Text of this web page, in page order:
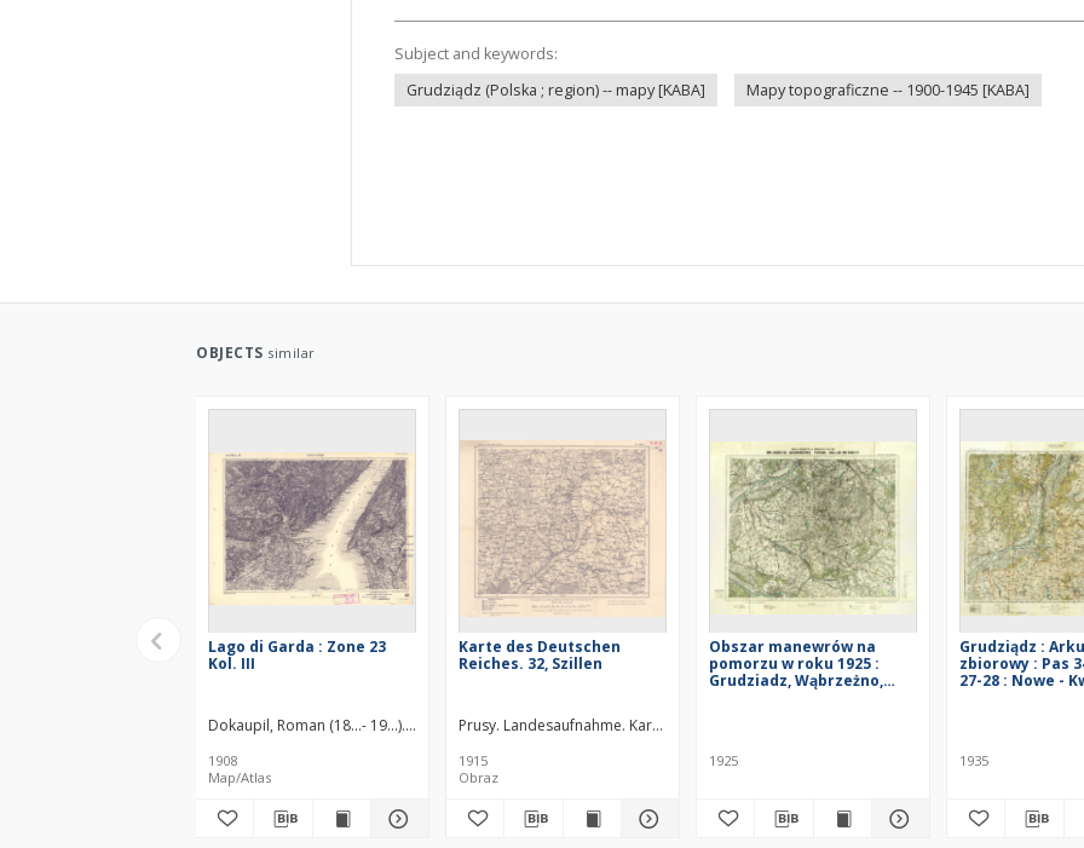
Subject and keywords:
Grudziądz (Polska ; region) -- mapy [KABA]
Mapy topograficzne -- 1900-1945 [KABA]
OBJECTS similar
Lago di Garda : Zone 23
Kol. III
Dokaupil, Roman (18...- 19...). Redaktor Straka, J. Redaktor Bloschitz, Rudolf
1908
Map/Atlas
Karte des Deutschen
Reiches. 32, Szillen
Prusy. Landesaufnahme. Kartographische Abteilung. Redaktor
1915
Obraz
Obszar manewrów na
pomorzu w roku 1925 :
Grudziadz, Wąbrzeżno,
1925
Grudziądz :
zbiorowy : Pas
27-28 : Nowe -
1935